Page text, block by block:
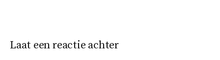
Laat een reactie achter